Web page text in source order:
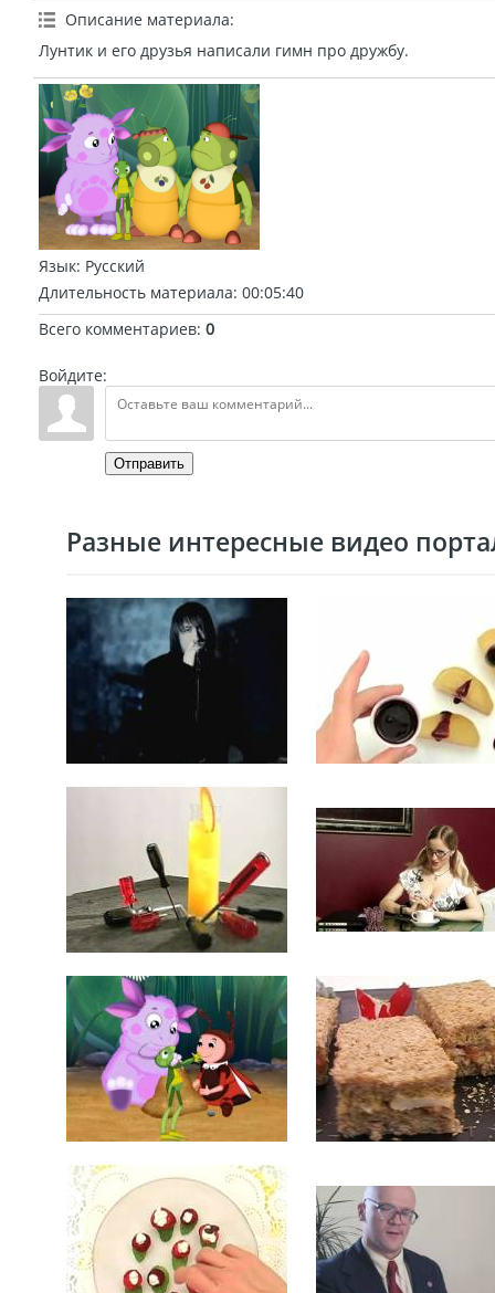
Описание материала:
Лунтик и его друзья написали гимн про дружбу.
Язык: Русский
Длительность материала: 00:05:40
Всего комментариев: 0
Войдите:
Отправить
Разные интересные видео